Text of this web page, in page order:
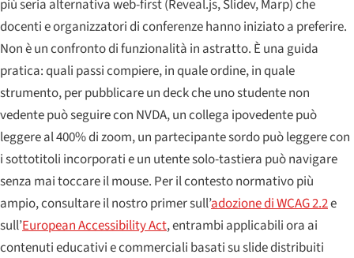
più seria alternativa web-first (Reveal.js, Slidev, Marp) che
docenti e organizzatori di conferenze hanno iniziato a preferire.
Non è un confronto di funzionalità in astratto. È una guida
pratica: quali passi compiere, in quale ordine, in quale
strumento, per pubblicare un deck che uno studente non
vedente può seguire con NVDA, un collega ipovedente può
leggere al 400% di zoom, un partecipante sordo può leggere con
i sottotitoli incorporati e un utente solo-tastiera può navigare
senza mai toccare il mouse. Per il contesto normativo più
ampio, consultare il nostro primer sull’adozione di WCAG 2.2e
sull’European Accessibility Act, entrambi applicabili ora ai
contenuti educativi e commerciali basati su slide distribuiti